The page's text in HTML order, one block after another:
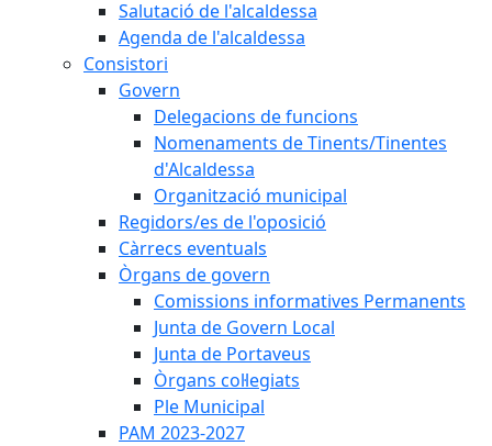
Salutació de l'alcaldessa
Agenda de l'alcaldessa
Consistori
Govern
Delegacions de funcions
Nomenaments de Tinents/Tinentes
d'Alcaldessa
Organització municipal
Regidors/es de l'oposició
Càrrecs eventuals
Òrgans de govern
Comissions informatives Permanents
Junta de Govern Local
Junta de Portaveus
Òrgans col·legiats
Ple Municipal
PAM 2023-2027